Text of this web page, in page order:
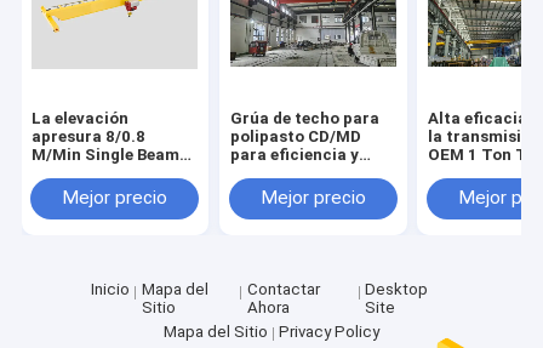
La elevación
apresura 8/0.8
M/Min Single Beam
tallerMejor precio
Grúa de techo para
polipasto CD/MD
para eficiencia y
de trabajo A3
Mejor precio
Alta eficacia
la transmisión
OEM 1 Ton To
Overhead
Mejor
Inicio
Mapa del
Sitio
Contactar
Ahora
Desktop
Site
Mapa del Sitio
Privacy Policy